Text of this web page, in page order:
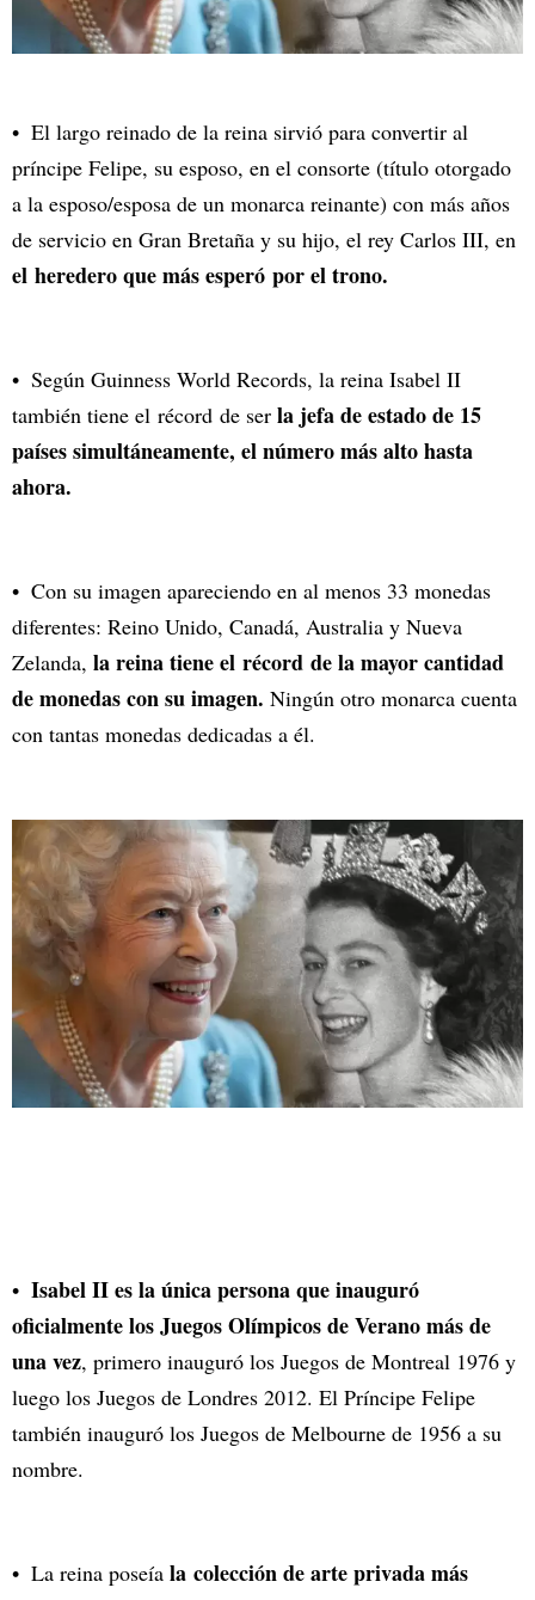
El largo reinado de la reina sirvió para convertir al
príncipe Felipe, su esposo, en el consorte (título otorgado
a la esposo/esposa de un monarca reinante) con más años
de servicio en Gran Bretaña y su hijo, el rey Carlos III, en
el heredero que más esperó por el trono.
Según Guinness World Records, la reina Isabel II
también tiene el récord de ser la jefa de estado de 15
países simultáneamente, el número más alto hasta
ahora.
Con su imagen apareciendo en al menos 33 monedas
diferentes: Reino Unido, Canadá, Australia y Nueva
Zelanda, la reina tiene el récord de la mayor cantidad
de monedas con su imagen. Ningún otro monarca cuenta
con tantas monedas dedicadas a él.
Isabel II es la única persona que inauguró
oficialmente los Juegos Olímpicos de Verano más de
una vez, primero inauguró los Juegos de Montreal 1976 y
luego los Juegos de Londres 2012. El Príncipe Felipe
también inauguró los Juegos de Melbourne de 1956 a su
nombre.
La reina poseía la colección de arte privada más